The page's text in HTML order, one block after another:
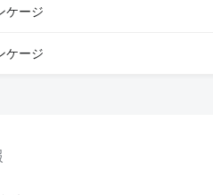
ケージ
ケージ